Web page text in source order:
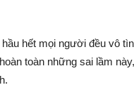
hết mọi người đều vô
toàn những sai lầm